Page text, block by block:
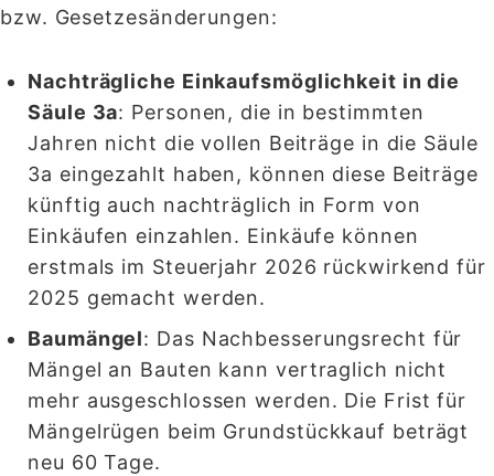
bzw. Gesetzesänderungen:
Nachträgliche Einkaufsmöglichkeit in die
Säule 3a: Personen, die in bestimmten
Jahren nicht die vollen Beiträge in die Säule
3a eingezahlt haben, können diese Beiträge
künftig auch nachträglich in Form von
Einkäufen einzahlen. Einkäufe können
erstmals im Steuerjahr 2026 rückwirkend für
2025 gemacht werden.
Baumängel: Das Nachbesserungsrecht für
Mängel an Bauten kann vertraglich nicht
mehr ausgeschlossen werden. Die Frist für
Mängelrügen beim Grundstückkauf beträgt
neu 60 Tage.